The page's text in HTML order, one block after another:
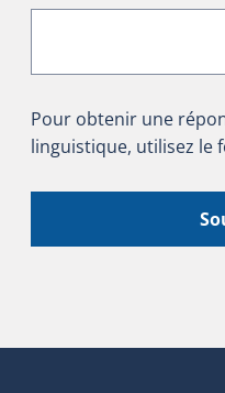
Pour obtenir une
linguistique, utilisez le